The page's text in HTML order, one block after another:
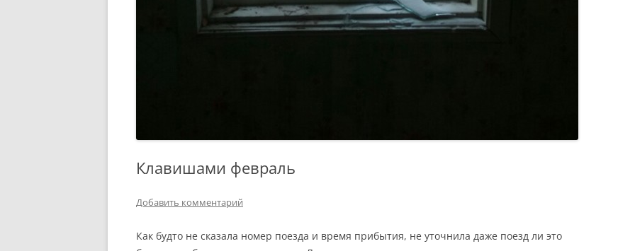
Клавишами февраль
Добавить комментарий
Как будто не сказала номер поезда и время прибытия, не уточнила даже поезд ли это